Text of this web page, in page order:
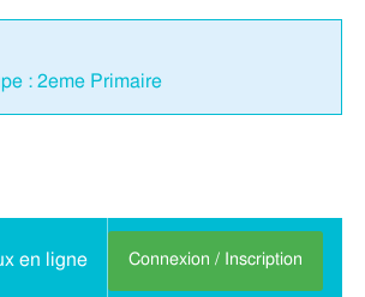
: 2eme Primaire
en ligne Connexion / Inscription